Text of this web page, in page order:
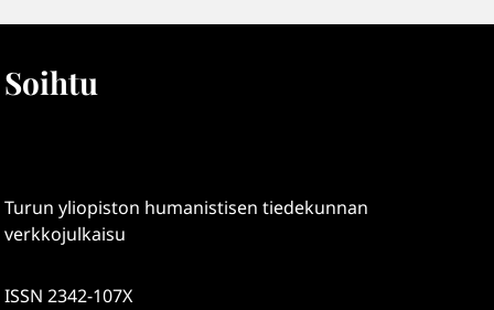
Soihtu
Turun yliopiston humanistisen tiedekunnan
verkkojulkaisu
ISSN 2342-107X